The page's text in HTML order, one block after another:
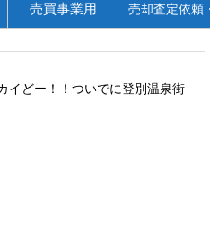
売買事業用 売却査定依頼
イどー！！ついでに登別温泉街